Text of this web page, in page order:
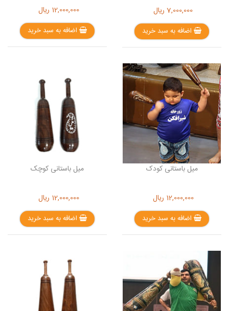
7,000,000 ریال
اضافه به سبد خرید
12,000,000 ریال
اضافه به سبد خرید
میل باستانی کودک
12,000,000 ریال
اضافه به سبد خرید
میل باستانی کوچک
12,000,000 ریال
اضافه به سبد خرید